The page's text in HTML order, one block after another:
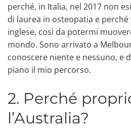
perché, in Italia, nel 2017 non
di laurea in osteopatia e
inglese, così da potermi
mondo. Sono arrivato a
conoscere niente e nessuno, e
piano il mio percorso.
2. Perché
l’Australia?